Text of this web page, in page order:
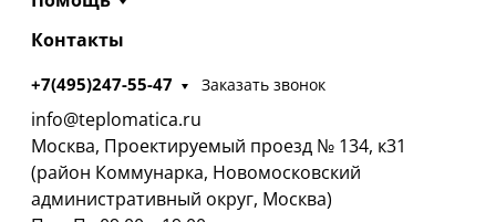
Контакты
+7(495)247-55-47 Заказать звонок
info@teplomatica.ru
Москва, Проектируемый проезд № 134, к31
(район Коммунарка, Новомосковский
административный округ, Москва)